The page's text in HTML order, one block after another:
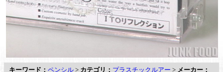
キーワード： ペンシル > カテゴリ： プラスチックルアー > メーカー：